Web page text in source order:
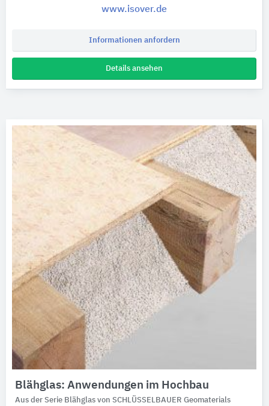
www.isover.de
Informationen anfordern
Details ansehen
Blähglas: Anwendungen im Hochbau
Aus der Serie Blähglas von SCHLÜSSELBAUER Geomaterials